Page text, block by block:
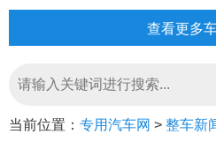
查看更多
当前位置： 专用汽车网 > 整车新